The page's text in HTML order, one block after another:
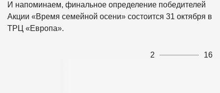
И напоминаем, финальное определение победителей
Акции «Время семейной осени» состоится 31 октября в
ТРЦ «Европа».
2 16